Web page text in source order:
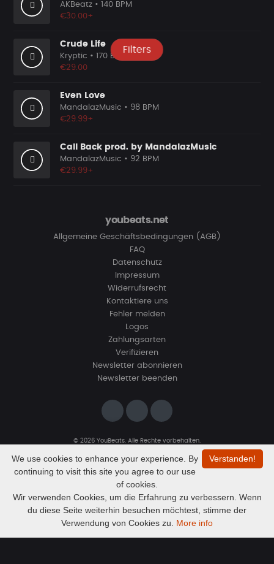
unikatbeats
Filters
AKBeatz • 140 BPM
€30.00+
Crude Life
Kryptic • 170 BPM
€29.00
Even Love
MandalazMusic • 98 BPM
€29.99+
Call Back prod. by MandalazMusic
MandalazMusic • 92 BPM
€29.99+
youbeats.net
Allgemeine Geschäftsbedingungen (AGB)
FAQ
Datenschutz
Impressum
Widerrufsrecht
Kontaktiere uns
Fehler melden
Logos
Zahlungsarten
Verifizieren
Newsletter abonnieren
Newsletter beenden
© 2026 YouBeats. Alle Rechte vorbehalten.
Verstanden!
We use cookies to enhance your experience. By
continuing to visit this site you agree to our use
of cookies.
Wir verwenden Cookies, um die Erfahrung zu verbessern. Wenn
du diese Seite weiterhin besuchen möchtest, stimme der
Verwendung von Cookies zu. More info